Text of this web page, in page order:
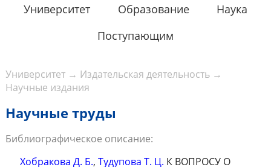
Университет Образование
Наука
Поступающим
Университет→ Издательская деятельность→
Научные издания
Научные труды
Библиографическое описание:
Хобракова Д. Б., Тудупова Т. Ц. К ВОПРОСУ О